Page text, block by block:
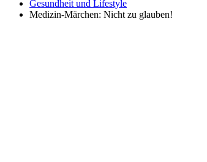
Gesundheit und Lifestyle
Medizin-Märchen: Nicht zu glauben!